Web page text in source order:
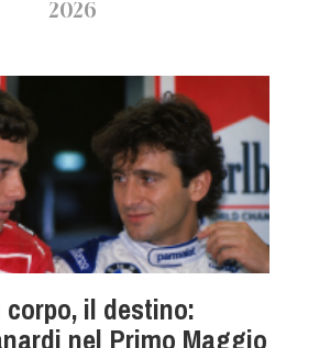
2026
il destino: